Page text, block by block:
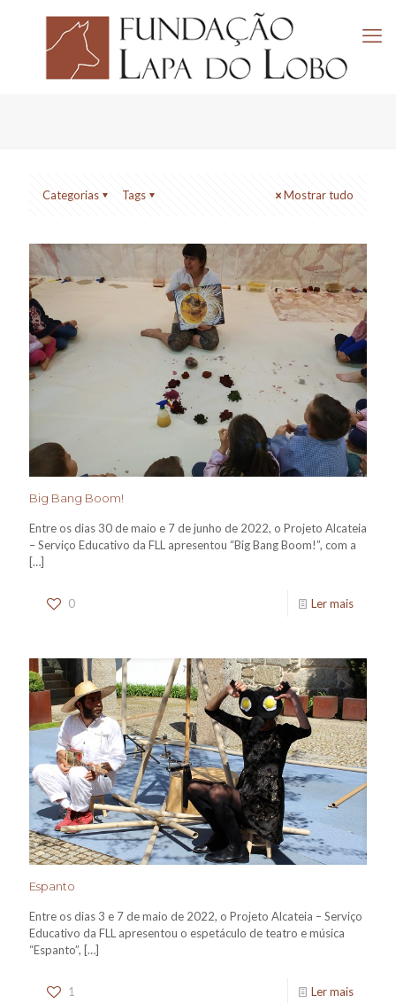
Categorias Tags Mostrar tudo
Big Bang Boom!
Entre os dias 30 de maio e 7 de junho de 2022, o Projeto Alcateia
– Serviço Educativo da FLL apresentou “Big Bang Boom!”, com a
[…]
0 Ler mais
Espanto
Entre os dias 3 e 7 de maio de 2022, o Projeto Alcateia – Serviço
Educativo da FLL apresentou o espetáculo de teatro e música
“Espanto”, […]
1 Ler mais